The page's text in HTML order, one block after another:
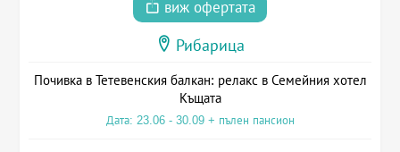
виж офертата
Рибарица
Почивка в Тетевенския балкан: релакс в Семейния хотел
Къщата
Дата: 23.06 - 30.09 + пълен пансион